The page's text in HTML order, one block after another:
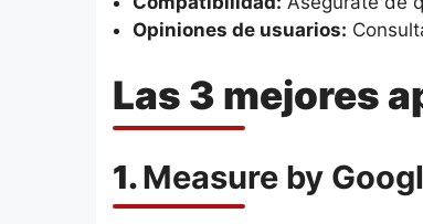
Opiniones de usuarios:
Las 3 mejores
1.Measure by